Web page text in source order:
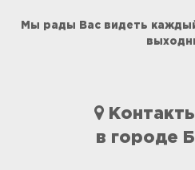
Мы рады Вас видеть
в городе